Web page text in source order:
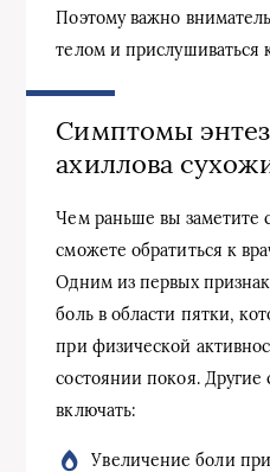
Поэтому важно
телом и прислушиваться
Симптомы
ахиллова
Чем раньше вы заметите
сможете обратиться к
Одним из первых
боль в области пятки,
при физической
состоянии покоя.
включать:
Увеличение боли